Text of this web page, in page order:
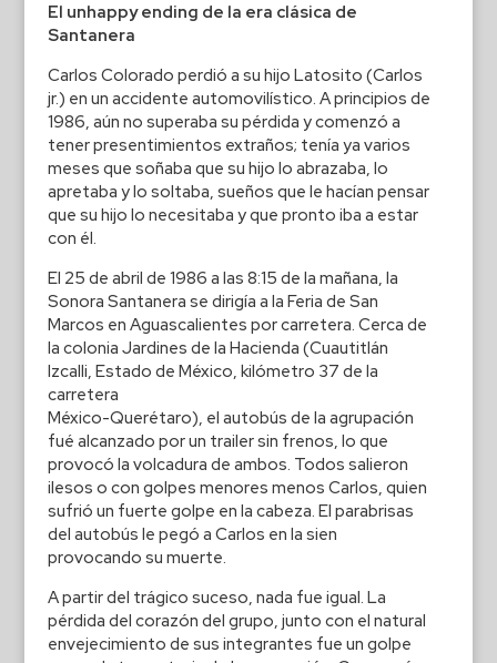
El unhappy ending de la era clásica de
Santanera
Carlos Colorado perdió a su hijo Latosito (Carlos
jr.) en un accidente automovilístico. A principios de
1986, aún no superaba su pérdida y comenzó a
tener presentimientos extraños; tenía ya varios
meses que soñaba que su hijo lo abrazaba, lo
apretaba y lo soltaba, sueños que le hacían pensar
que su hijo lo necesitaba y que pronto iba a estar
con él.
El 25 de abril de 1986 a las 8:15 de la mañana, la
Sonora Santanera se dirigía a la Feria de San
Marcos en Aguascalientes por carretera. Cerca de
la colonia Jardines de la Hacienda (Cuautitlán
Izcalli, Estado de México, kilómetro 37 de la
carretera
México-Querétaro), el autobús de la agrupación
fué alcanzado por un trailer sin frenos, lo que
provocó la volcadura de ambos. Todos salieron
ilesos o con golpes menores menos Carlos, quien
sufrió un fuerte golpe en la cabeza. El parabrisas
del autobús le pegó a Carlos en la sien
provocando su muerte.
A partir del trágico suceso, nada fue igual. La
pérdida del corazón del grupo, junto con el natural
envejecimiento de sus integrantes fue un golpe